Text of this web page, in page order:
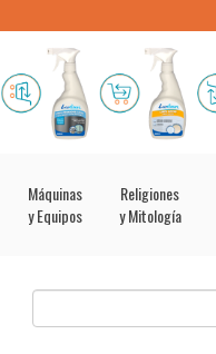
Máquinas
y Equipos
Religiones
y Mitología